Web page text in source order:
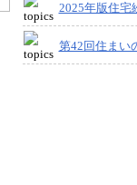
2025年版住宅
第42回住まい